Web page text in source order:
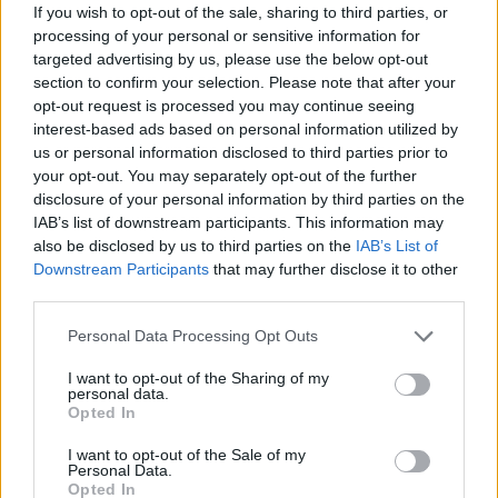
If you wish to opt-out of the sale, sharing to third parties, or
processing of your personal or sensitive information for
targeted advertising by us, please use the below opt-out
section to confirm your selection. Please note that after your
opt-out request is processed you may continue seeing
interest-based ads based on personal information utilized by
us or personal information disclosed to third parties prior to
your opt-out. You may separately opt-out of the further
disclosure of your personal information by third parties on the
IAB’s list of downstream participants. This information may
also be disclosed by us to third parties on the IAB’s List of
Downstream Participants that may further disclose it to other
Please note that this website/app uses one or more Google
not limited to your visit or usage behaviour. You may click to
grant or deny consent to Google and its third-party tags to
use your data for below specified purposes in below Google
consent section.
Personal Data Processing Opt Outs
I want to opt-out of the Sharing of my
personal data.
Opted In
I want to opt-out of the Sale of my
Personal Data.
Opted In
Esztivel azt találtuk ki, hogy úgy számoljuk a
napokat, hogy legalább két hétvége essen bele, mert
akkor a kinti kis csapat velünk tud napközben is
lenni, a többi napon pedig ( amikor Ők dolgoznak )
mi tudunk várost nézni, kirándulni. Így is lett, a
naptár előtt kialakult a végleges indulási időpont:
július 9, ami a mi házassági évfordulónk másnapja.
Tavaly épp ekkor voltunk Párizsban - de most semmi
tudatosság nem volt ebben a választásban,
egyszerűen a sors akarta így.
Szóval a terv a következő lett. Indulás csütörtök
hajnalban, majd autózás észak Lengyelországba,
ahol egy tavakkal övezett, olyan Velencei tó jellegű
helyere megyünk, ahol csak alszunk egyet, majd
másnak suhanunk is Tallinba, majd komp
Helsinkibe. A Booking-on találtam is pénztárca barát
szállást Augustów településen, három kétágyas
szobát be is foglaltam.